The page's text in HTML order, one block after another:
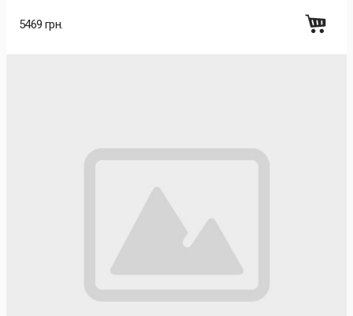
5469 грн.